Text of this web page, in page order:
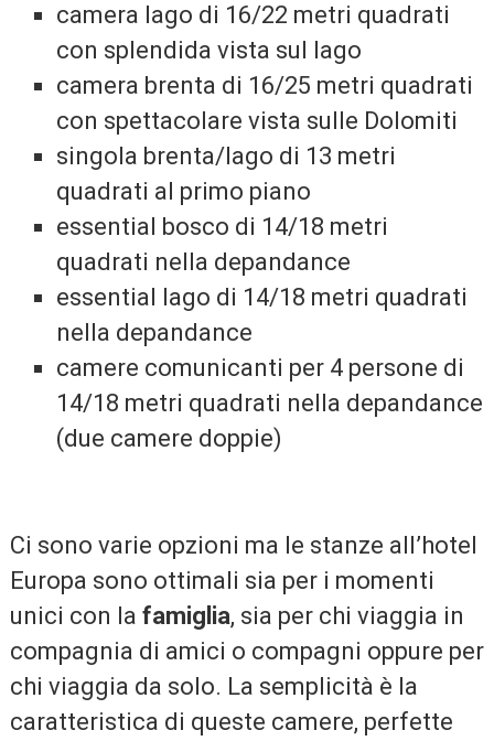
camera lago di 16/22 metri quadrati
con splendida vista sul lago
camera brenta di 16/25 metri quadrati
con spettacolare vista sulle Dolomiti
singola brenta/lago di 13 metri
quadrati al primo piano
essential bosco di 14/18 metri
quadrati nella depandance
essential lago di 14/18 metri quadrati
nella depandance
camere comunicanti per 4 persone di
14/18 metri quadrati nella depandance
(due camere doppie)
Ci sono varie opzioni ma le stanze all’hotel
Europa sono ottimali sia per i momenti
unici con la famiglia, sia per chi viaggia in
compagnia di amici o compagni oppure per
chi viaggia da solo. La semplicità è la
caratteristica di queste camere, perfette